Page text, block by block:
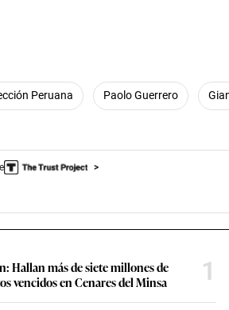
Peruana Paolo Guerrero
Hallan más de siete millones de
vencidos en Cenares del Minsa
1